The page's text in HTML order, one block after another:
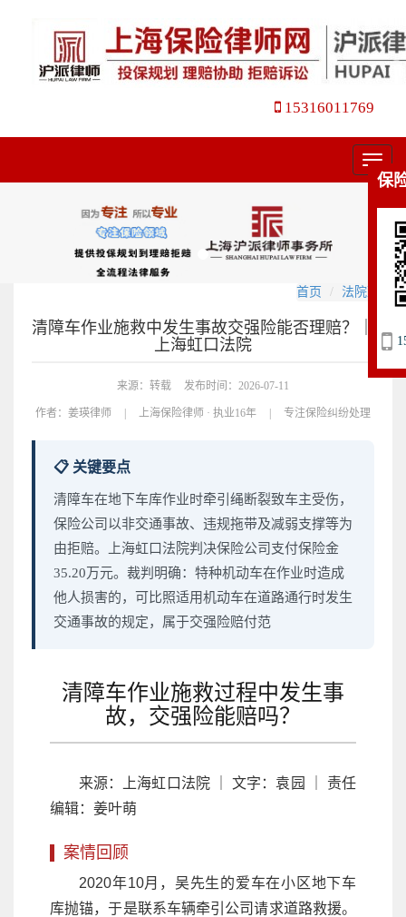
15316011769
菜
单
首页 法院观点
清障车作业施救中发生事故交强险能否理赔？｜
上海虹口法院
来源：转载 发布时间：2026-07-11
作者： 姜瑛律师 | 上海保险律师 · 执业16年 | 专注保险纠纷处理
📋 关键要点
清障车在地下车库作业时牵引绳断裂致车主受伤，
保险公司以非交通事故、违规拖带及减弱支撑等为
由拒赔。上海虹口法院判决保险公司支付保险金
35.20万元。裁判明确：特种机动车在作业时造成
他人损害的，可比照适用机动车在道路通行时发生
交通事故的规定，属于交强险赔付范
清障车作业施救过程中发生事
故，交强险能赔吗？
来源：上海虹口法院 ｜ 文字：袁园 ｜ 责任
编辑：姜叶萌
案情回顾
2020年10月，吴先生的爱车在小区地下车
库抛锚，于是联系车辆牵引公司请求道路救援。
保